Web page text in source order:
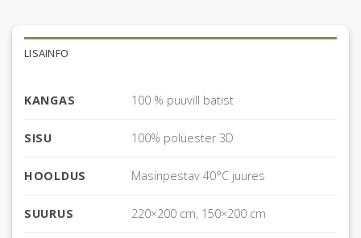
LISAINFO
KANGAS 100 % puuvill batist
SISU 100% polüester 3D
HOOLDUS Masinpestav 40°C juures
SUURUS 220×200 cm, 150×200 cm